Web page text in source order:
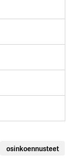
osinkoennusteet